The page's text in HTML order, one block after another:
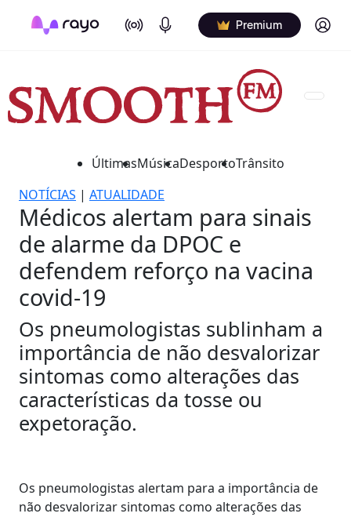
On Air Podcasts Premium Log in
ÚltimasMúsicaDesportoTrânsito
NOTÍCIAS | ATUALIDADE
Médicos alertam para sinais
de alarme da DPOC e
defendem reforço na vacina
covid-19
Os pneumologistas sublinham a
importância de não desvalorizar
sintomas como alterações das
características da tosse ou
expetoração.
Os pneumologistas alertam para a importância de
não desvalorizar sintomas como alterações das